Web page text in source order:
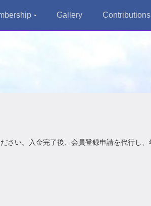
Gallery Contributions
さい。入金完了後、会員登録申請を代行し